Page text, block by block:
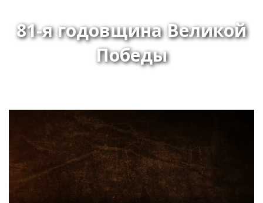
81-я годовщина Великой
Победы